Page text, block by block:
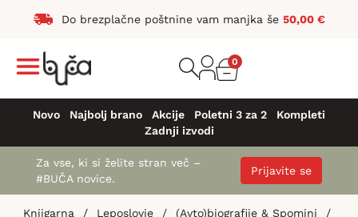
Do brezplačne poštnine vam manjka še 50,00 €
0
Novo Najbolj brano Akcije Poletni 3 za 2
Kompleti
Zadnji izvodi
Za vse, ki si želite stran več –
#BUČA novice.
Prijavite se
Knjigarna / Leposlovje / (Avto)biografije & Spomini
/